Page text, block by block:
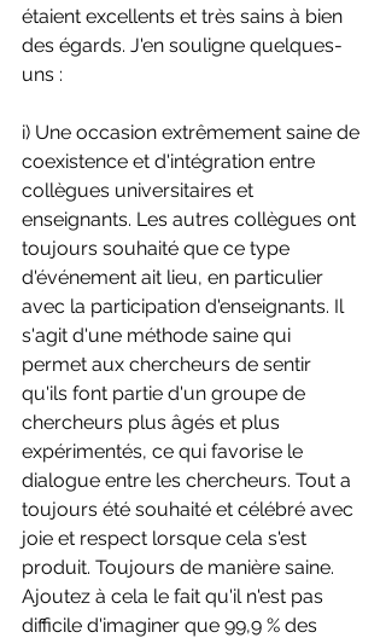
étaient excellents et très sains à bien
des égards. J'en souligne quelques-
uns :
i) Une occasion extrêmement saine de
coexistence et d'intégration entre
collègues universitaires et
enseignants. Les autres collègues ont
toujours souhaité que ce type
d'événement ait lieu, en particulier
avec la participation d'enseignants. Il
s'agit d'une méthode saine qui
permet aux chercheurs de sentir
qu'ils font partie d'un groupe de
chercheurs plus âgés et plus
expérimentés, ce qui favorise le
dialogue entre les chercheurs. Tout a
toujours été souhaité et célébré avec
joie et respect lorsque cela s'est
produit. Toujours de manière saine.
Ajoutez à cela le fait qu'il n'est pas
difficile d'imaginer que 99,9 % des